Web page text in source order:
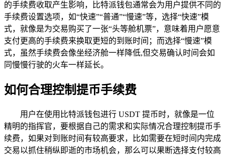
的手续费收取产生影响，比特派钱包通常会为用户提供不同的
手续费设置选项，如“快速”“普通”“慢速”等，选择“快速”模
式，就像是为交易购买了一张“头等舱机票”，意味着用户愿意
支付更高的手续费来换取更短的到账时间；而选择“慢速”模
式，虽然手续费会像坐经济舱一样降低,但交易确认时间会如
同慢慢行驶的火车一样延长。
如何合理控制提币手续费
用户在使用比特派钱包进行 USDT 提币时，就像是一位
精明的指挥官，要根据自己的需求和实际情况合理控制提币手
续费，如果对到账时间有较高要求，比如需要在短时间内完成
交易以抓住稍纵即逝的市场机会，那么可以果断选择支付较高